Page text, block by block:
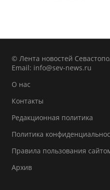
© Лента новостей
Email: info@sev-news.ru
О нас
Контакты
Редакционная политика
Политика
Правила пользования
Архив